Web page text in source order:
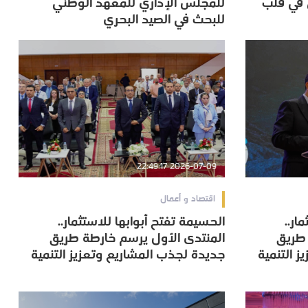
للبحث في الصيد البحري
للبحث في الصيد البحري
التنمية
طريق
التنمية
2026-07-09 22:49:17
اقتصاد و أعمال
الحسيمة تفتح أبوابها للاستثمار..
المنتدى الأول يرسم خارطة طريق
جديدة لجذب المشاريع وتعزيز التنمية
الحسيمة تفتح أبوابها للاستثمار..
المنتدى الأول يرسم خارطة طريق
جديدة لجذب المشاريع وتعزيز التنمية